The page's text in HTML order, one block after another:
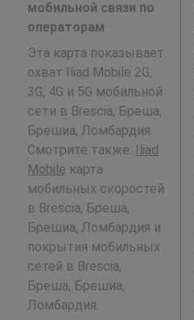
мобильной связи по
операторам
Эта карта показывает
охват Iliad Mobile 2G,
3G, 4G и 5G мобильной
сети в Brescia, Бреша,
Брешиа, Ломбардия.
Смотрите также: Iliad
Mobile карта
мобильных скоростей
в Brescia, Бреша,
Брешиа, Ломбардия и
покрытия мобильных
сетей в Brescia,
Бреша, Брешиа,
Ломбардия.